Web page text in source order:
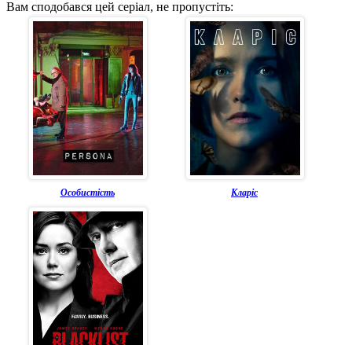
Вам сподобався цей серіал, не пропустіть:
Особистість Кларіс